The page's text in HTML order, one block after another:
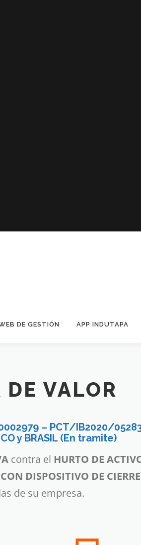
DE GESTIÓN APP INDUTAPA
DE VALOR
– PCT/IB2020/
y BRASIL (En tramite)
contra el HURTO DE
DISPOSITIVO DE
de su empresa.